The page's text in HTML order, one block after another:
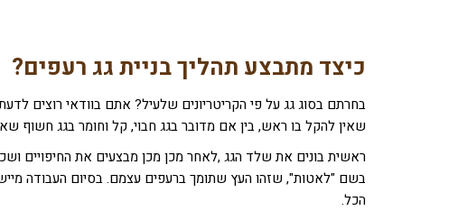
כיצד מתבצע תהליך בניית גג רעפים?
בחרתם בסוג גג על פי הקריטריונים שלעיל? אתם בוודאי רוצים
שאין להקל בו ראש, בין אם מדובר בגג חבוי, קל וחומר בגג חשוף
ראשית בונים את שלד הגג ,לאחר מכן מכן מבצעים את החיפויים
בשם "לאטות", שזהו העץ שתומך ברעפים עצמם. בסיום העבודה
הכל.